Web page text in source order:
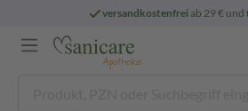
versandkostenfreiab 29 € und